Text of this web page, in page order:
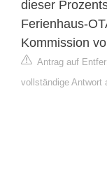
dieser
Ferienhaus-
Kommission
Antrag auf
vollständige Antwort